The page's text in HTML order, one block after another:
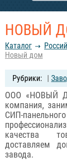
НОВЫЙ
Каталог
Новый дом
|
ООО «НОВЫЙ
компания,
СИП-
качества
доставляем
завода.